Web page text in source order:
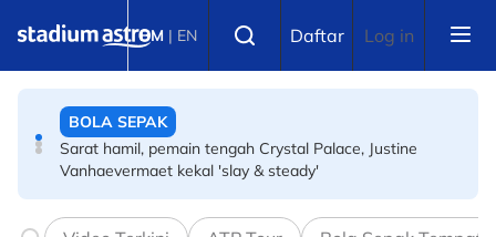
BM | EN Daftar Log in
Sarat hamil, pemain tengah Crystal Palace, Justine
ANGKAT BERAT
Keyakinan tinggi, persiapan mapan kunci kem angkat
berat negara butirkan lima emas di Glasgow